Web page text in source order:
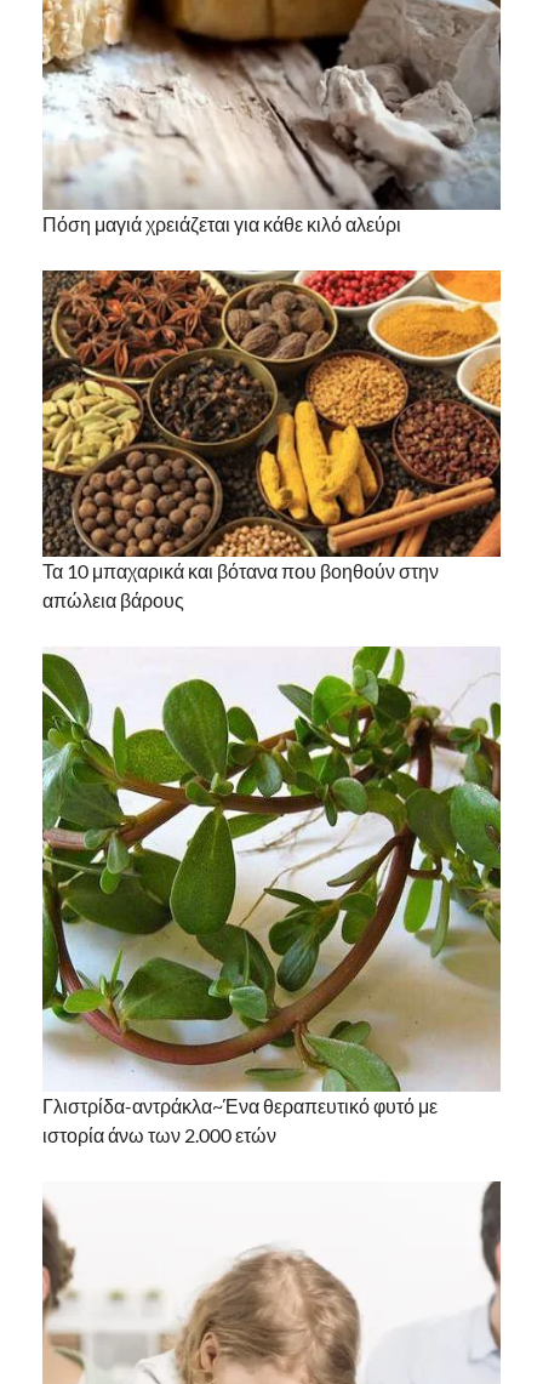
Πόση μαγιά χρειάζεται για κάθε κιλό αλεύρι
Τα 10 μπαχαρικά και βότανα που βοηθούν στην
απώλεια βάρους
Γλιστρίδα-αντράκλα~Ένα θεραπευτικό φυτό με
ιστορία άνω των 2.000 ετών